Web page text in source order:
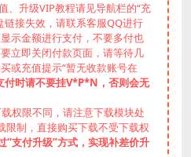
、升级VIP教程请见导航栏的“充
链接失效，请联系客服QQ进行
示金额进行支付，不要多付也
立即关闭付款页面，请等待几
或充值提示“暂无收款账号在
付时请不要挂V*P*N，否则会无
权限不同，请注意下载模块处
限制，直接购买下载不受下载权
“支付升级”方式，实现补差价升